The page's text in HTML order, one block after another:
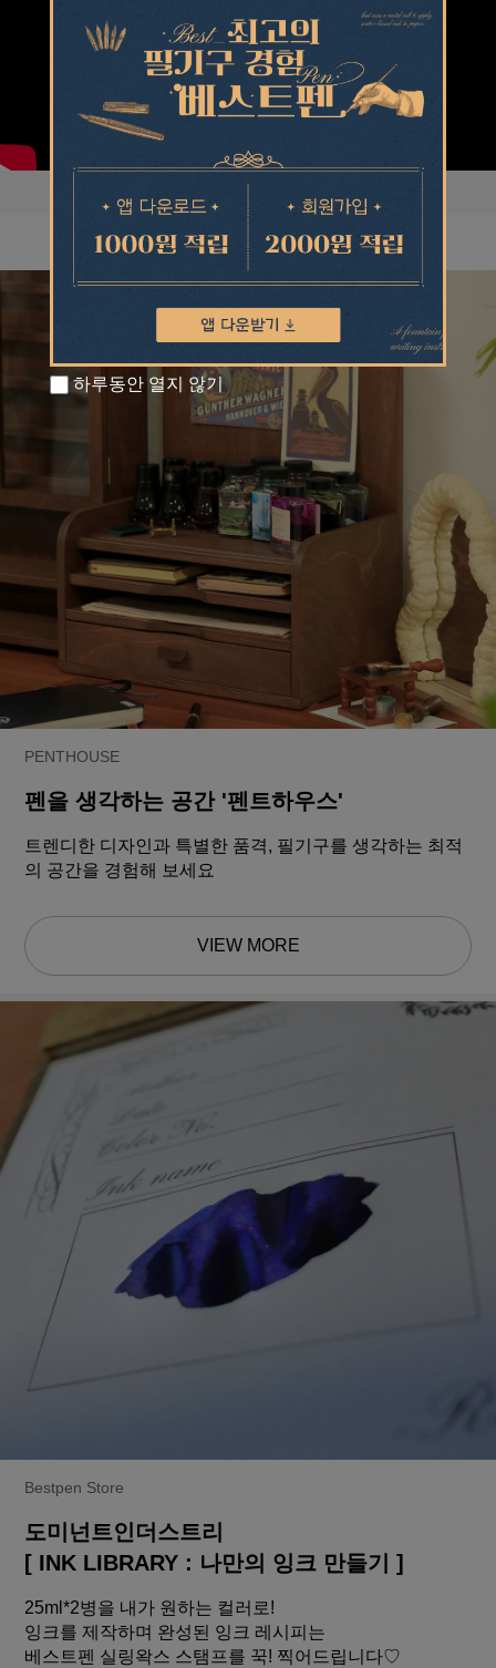
PENTHOUSE
펜을 생각하는 공간 '펜트하우스'
트렌디한 디자인과 특별한 품격, 필기구를 생각하는 최적
의 공간을 경험해 보세요
VIEW MORE
Bestpen Store
도미넌트인더스트리
[ INK LIBRARY : 나만의 잉크 만들기 ]
25ml*2병을 내가 원하는 컬러로!
잉크를 제작하며 완성된 잉크 레시피는
베스트펜 실링왁스 스탬프를 꾹! 찍어드립니다♡
하루동안 열지 않기